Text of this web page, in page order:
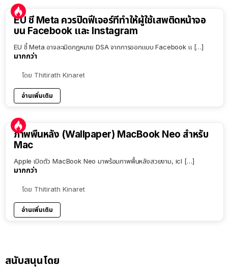
EU ชี้ Meta ควรปิดฟีเจอร์ที่ทำให้ผู้ใช้เสพติดหน้าจอ
บน Facebook และ Instagram
EU ชี้ Meta อาจละเมิดกฎหมาย DSA จากการออกแบบ Facebook แ […]
มากกว่า
โดย Thitirath Kinaret
อ่านเพิ่มเติม
ภาพพื้นหลัง (Wallpaper) MacBook Neo สำหรับ
Mac
Apple เปิดตัว MacBook Neo มาพร้อมภาพพื้นหลังสวยงาม, icl […]
มากกว่า
โดย Thitirath Kinaret
อ่านเพิ่มเติม
สนับสนุนโดย